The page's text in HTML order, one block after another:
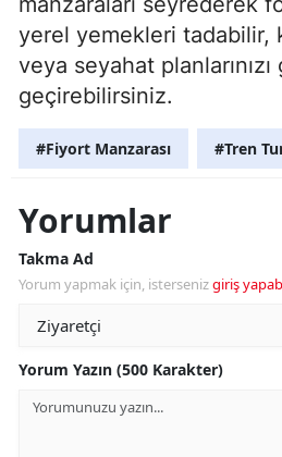
yerel yemekleri tadabilir,
veya seyahat
geçirebilirsiniz.
#Fiyort Manzarası #Tren
Yorumlar
Takma Ad
Yorum yapmak için, istersenizgiriş
Yorum Yazın (500 Karakter)